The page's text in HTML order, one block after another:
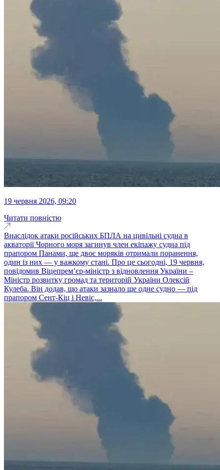
19 червня 2026, 09:20
Читати повністю
Внаслідок атаки російських БПЛА на цивільні судна в
акваторії Чорного моря загинув член екіпажу судна під
прапором Панами, ще двоє моряків отримали поранення,
один із них — у важкому стані. Про це сьогодні, 19 червня,
повідомив Віцепрем’єр-міністр з відновлення України –
Міністр розвитку громад та територій України Олексій
Кулеба. Він додав, що атаки зазнало ще одне судно — під
прапором Сент-Кіц і Невіс,...